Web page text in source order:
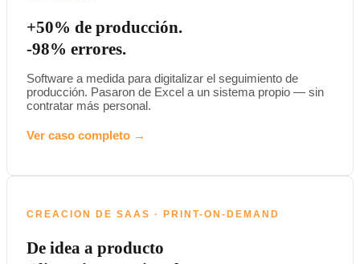
+50% de producción.
-98% errores.
Software a medida para digitalizar el seguimiento de
producción. Pasaron de Excel a un sistema propio — sin
contratar más personal.
Ver caso completo →
CREACION DE SAAS · PRINT-ON-DEMAND
De idea a producto